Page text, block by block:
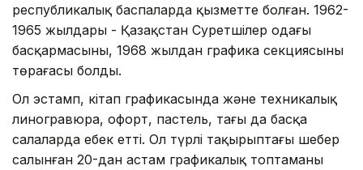
республикалық баспаларда қызметте болған. 1962-
1965 жылдары - Қазақстан Суретшілер одағы
басқармасының, 1968 жылдан графика секциясының
төрағасы болды.
Ол эстамп, кітап графикасында және техникалық
линогравюра, офорт, пастель, тағы да басқа
салаларда еңбек етті. Ол түрлі тақырыптағы шебер
салынған 20-дан астам графикалық топтаманың